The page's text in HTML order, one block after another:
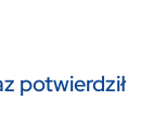
potwierdził